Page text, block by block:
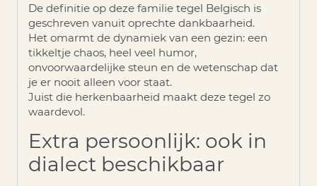
De definitie op deze familie tegel Belgisch is
geschreven vanuit oprechte dankbaarheid.
Het omarmt de dynamiek van een gezin: een
tikkeltje chaos, heel veel humor,
onvoorwaardelijke steun en de wetenschap dat
je er nooit alleen voor staat.
Juist die herkenbaarheid maakt deze tegel zo
waardevol.
Extra persoonlijk: ook in
dialect beschikbaar